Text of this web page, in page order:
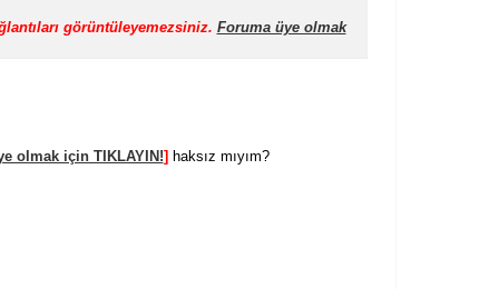
görüntüleyemezsiniz. Foruma üye olmak
olmak için TIKLAYIN!] haksız mıyım?